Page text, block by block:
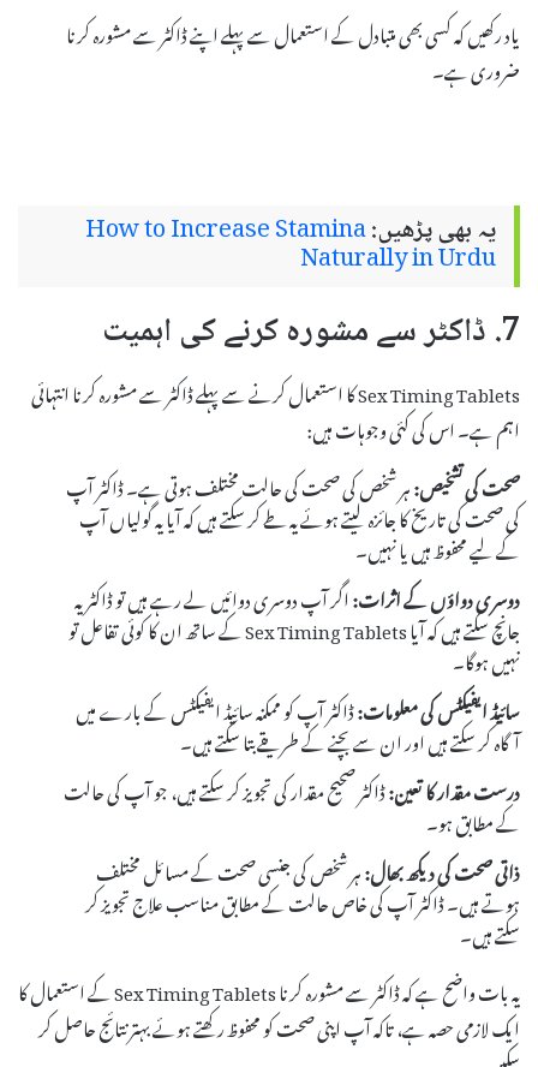
یاد رکھیں کہ کسی بھی متبادل کے استعمال سے پہلے اپنے ڈاکٹر سے مشورہ کرنا
ضروری ہے۔
یہ بھی پڑھیں:How to Increase Stamina
Naturally in Urdu
7. ڈاکٹر سے مشورہ کرنے کی اہمیت
Sex Timing Tablets کا استعمال کرنے سے پہلے ڈاکٹر سے مشورہ کرنا انتہائی
اہم ہے۔ اس کی کئی وجوہات ہیں:
صحت کی تشخیص:ہر شخص کی صحت کی حالت مختلف ہوتی ہے۔ ڈاکٹر آپ
کی صحت کی تاریخ کا جائزہ لیتے ہوئے یہ طے کر سکتے ہیں کہ آیا یہ گولیاں آپ
کے لیے محفوظ ہیں یا نہیں۔
دوسری دواؤں کے اثرات:اگر آپ دوسری دوائیں لے رہے ہیں تو ڈاکٹر یہ
جانچ سکتے ہیں کہ آیا Sex Timing Tablets کے ساتھ ان کا کوئی تفاعل تو
نہیں ہوگا۔
سائیڈ ایفیکٹس کی معلومات:ڈاکٹر آپ کو ممکنہ سائیڈ ایفیکٹس کے بارے میں
آگاہ کر سکتے ہیں اور ان سے بچنے کے طریقے بتا سکتے ہیں۔
درست مقدار کا تعین:ڈاکٹر صحیح مقدار کی تجویز کر سکتے ہیں، جو آپ کی حالت
کے مطابق ہو۔
ذاتی صحت کی دیکھ بھال:ہر شخص کی جنسی صحت کے مسائل مختلف
ہوتے ہیں۔ ڈاکٹر آپ کی خاص حالت کے مطابق مناسب علاج تجویز کر
سکتے ہیں۔
یہ بات واضح ہے کہ ڈاکٹر سے مشورہ کرنا Sex Timing Tablets کے استعمال کا
ایک لازمی حصہ ہے، تاکہ آپ اپنی صحت کو محفوظ رکھتے ہوئے بہتر نتائج حاصل کر